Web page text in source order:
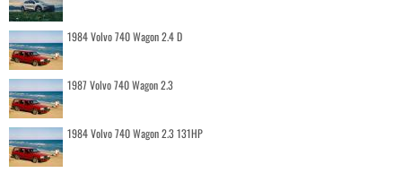
1984 Volvo 740 Wagon 2.4 D
1987 Volvo 740 Wagon 2.3
1984 Volvo 740 Wagon 2.3 131HP